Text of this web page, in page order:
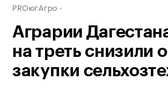
PROюгАгро
Аграрии
на треть снизили
закупки